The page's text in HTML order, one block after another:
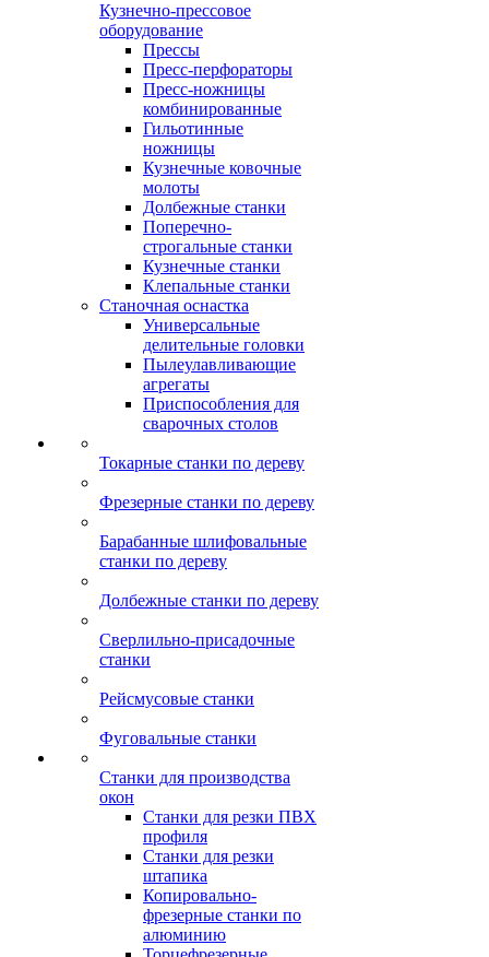
Кузнечно-прессовое
оборудование
Прессы
Пресс-перфораторы
Пресс-ножницы
комбинированные
Гильотинные
ножницы
Кузнечные ковочные
молоты
Долбежные станки
Поперечно-
строгальные станки
Кузнечные станки
Клепальные станки
Станочная оснастка
Универсальные
делительные головки
Пылеулавливающие
агрегаты
Приспособления для
сварочных столов
Токарные станки по дереву
Фрезерные станки по дереву
Барабанные шлифовальные
станки по дереву
Долбежные станки по дереву
Сверлильно-присадочные
станки
Рейсмусовые станки
Фуговальные станки
Станки для производства
окон
Станки для резки ПВХ
профиля
Станки для резки
штапика
Копировально-
фрезерные станки по
алюминию